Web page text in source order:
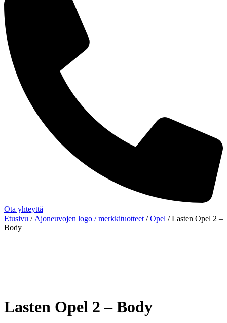
Ota yhteyttä
Etusivu / Ajoneuvojen logo / merkkituotteet /Opel / Lasten Opel 2 –
Body
Lasten Opel 2 – Body